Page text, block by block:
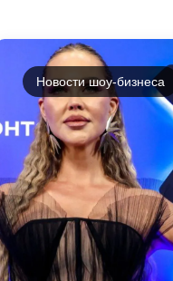
Новости шоу-бизнеса